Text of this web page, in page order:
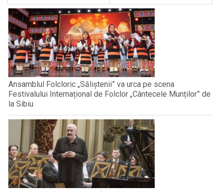
Ansamblul Folcloric „Săliștenii” va urca pe scena
Festivalului Internațional de Folclor „Cântecele Munților” de
la Sibiu